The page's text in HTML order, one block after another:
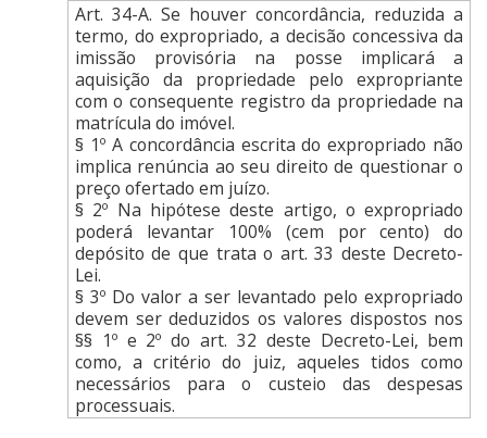
Art. 34-A. Se houver concordância, reduzida a
termo, do expropriado, a decisão concessiva da
imissão provisória na posse implicará a
aquisição da propriedade pelo expropriante
com o consequente registro da propriedade na
matrícula do imóvel.
§ 1º A concordância escrita do expropriado não
implica renúncia ao seu direito de questionar o
preço ofertado em juízo.
§ 2º Na hipótese deste artigo, o expropriado
poderá levantar 100% (cem por cento) do
depósito de que trata o art. 33 deste Decreto-
Lei.
§ 3º Do valor a ser levantado pelo expropriado
devem ser deduzidos os valores dispostos nos
§§ 1º e 2º do art. 32 deste Decreto-Lei, bem
como, a critério do juiz, aqueles tidos como
necessários para o custeio das despesas
processuais.